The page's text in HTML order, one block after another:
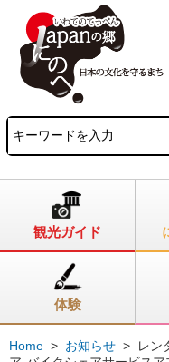
観光ガイド
体験
Home > お知らせ >
レン